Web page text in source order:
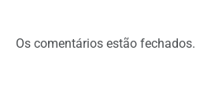
Os comentários estão fechados.